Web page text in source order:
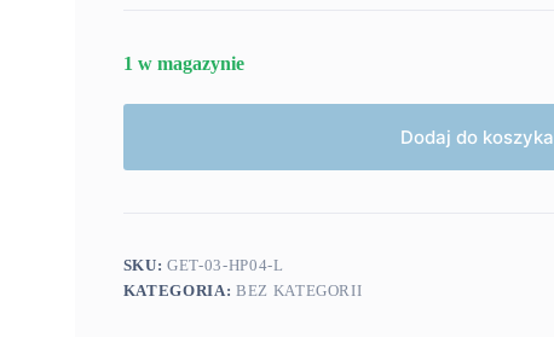
1 w magazynie
Dodaj do koszyka
SKU:GET-03-HP04-L
KATEGORIA: BEZ KATEGORII